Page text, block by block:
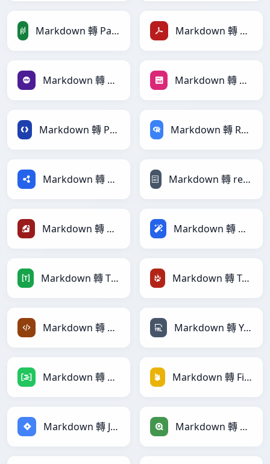
Markdown 轉 PandasDataFrame Markdown 轉 PDF
Markdown 轉 PHP Markdown 轉 PNG
Markdown 轉 Protobuf Markdown 轉 RDataFrame
Markdown 轉 RDF Markdown 轉 reStructuredText
Markdown 轉 Ruby Markdown 轉 Magic
Markdown 轉 TOML Markdown 轉 TracWiki
Markdown 轉 XML Markdown 轉 YAML
Markdown 轉 DAX Markdown 轉 Firebase
Markdown 轉 Jira Markdown 轉 Qlik